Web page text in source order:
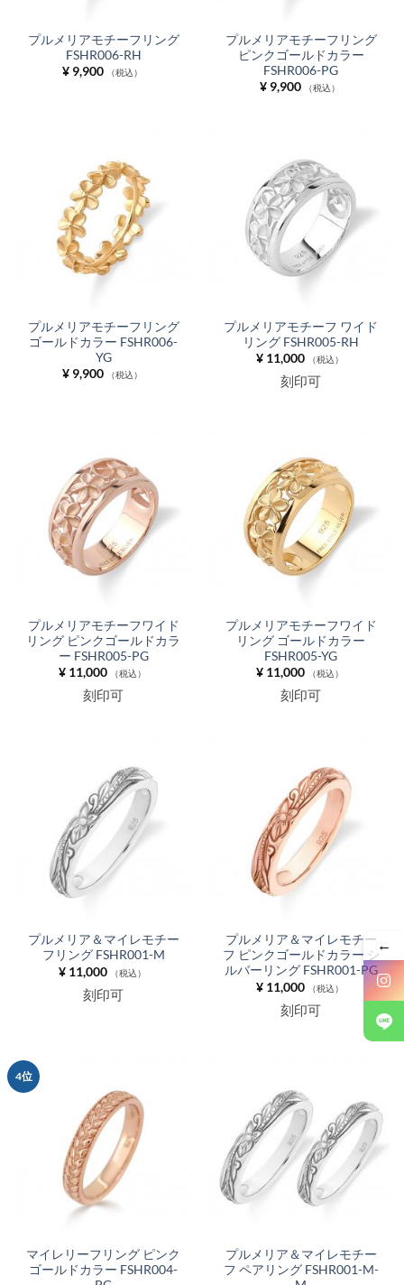
プルメリアモチーフリング
FSHR006-RH
¥9,900 （税込）
プルメリアモチーフリング
ピンクゴールドカラー
FSHR006-PG
¥9,900 （税込）
プルメリアモチーフリング
ゴールドカラー FSHR006-
YG
¥9,900 （税込）
プルメリアモチーフ ワイド
リング FSHR005-RH
¥11,000 （税込）
刻印可
プルメリアモチーフワイド
リング ピンクゴールドカラ
ー FSHR005-PG
¥11,000 （税込）
刻印可
プルメリアモチーフワイド
リング ゴールドカラー
FSHR005-YG
¥11,000 （税込）
刻印可
プルメリア＆マイレモチー
フリング FSHR001-M
¥11,000 （税込）
刻印可
プルメリア＆マイレモチー
フ ピンクゴールドカラー シ
ルバーリング FSHR001-PG
¥11,000 （税込）
刻印可
4位
マイレリーフリング ピンク
ゴールドカラー FSHR004-
プルメリア＆マイレモチー
フ ペアリング FSHR001-M-
←